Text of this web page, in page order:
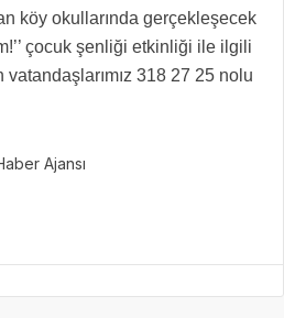
köy okullarında gerçekleşecek
çocuk şenliği etkinliği ile ilgili
318 27 25 nolu
Ajansı